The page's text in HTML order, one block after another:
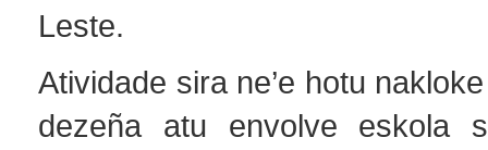
Leste.
Atividade sira ne’e hotu
dezeña atu envolve eskola